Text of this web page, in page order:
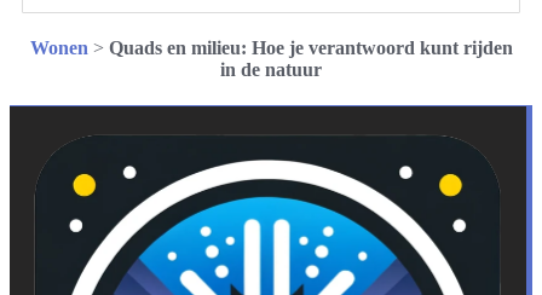
Wonen > Quads en milieu: Hoe je verantwoord kunt rijden
in de natuur